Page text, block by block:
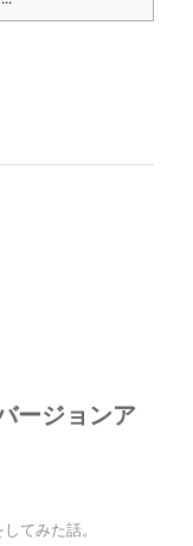
ージョンア
てみた話。